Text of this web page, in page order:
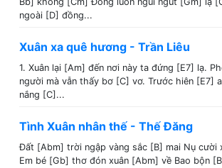
ngoài [D] đồng...
Xuân xa quê hương - Trần Liêu
1. Xuân lại [Am] đến nơi này ta đứng [E7] lạ.
người mà vẫn thấy bơ [C] vơ. Trước hiên [E7]
nắng [C]...
Tình Xuân nhân thế - Thế Đăng
Đất [Abm] trời ngập vàng sắc [B] mai Nụ cười
Em bé [Gb] thơ đón xuân [Abm] về Bao bộn